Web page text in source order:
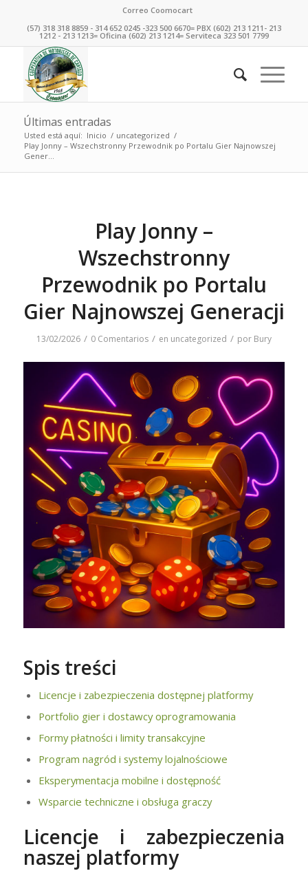
Correo Coomocart
(57) 318 318 8859 - 314 652 0245 -323 500 6670= PBX (602) 213 1211- 213
1212 - 213 1213= Oficina (602) 213 1214= Serviteca 323 501 7799
Últimas entradas
Usted está aquí: Inicio / uncategorized /
Play Jonny – Wszechstronny Przewodnik po Portalu Gier Najnowszej
Gener...
Play Jonny –
Wszechstronny
Przewodnik po Portalu
Gier Najnowszej Generacji
13/02/2026 / 0 Comentarios / en uncategorized / por Bury
Spis treści
Licencje i zabezpieczenia dostępnej platformy
Portfolio gier i dostawcy oprogramowania
Formy płatności i limity transakcyjne
Program nagród i systemy lojalnościowe
Eksperymentacja mobilne i dostępność
Wsparcie techniczne i obsługa graczy
Licencje i zabezpieczenia
naszej platformy